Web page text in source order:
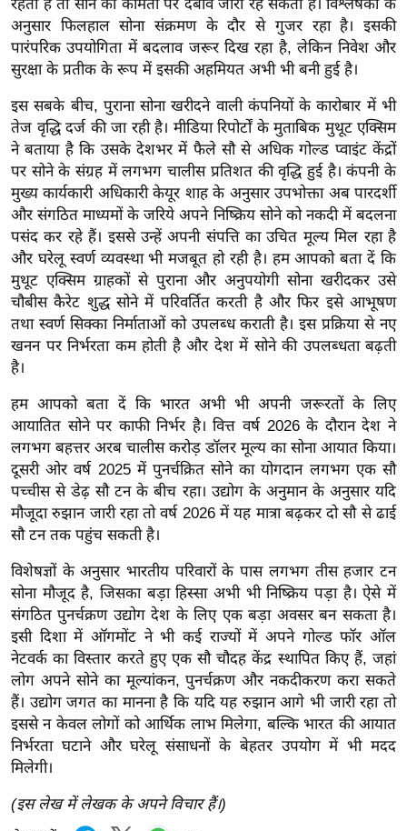
/
फै
श
घ
लू
नु
स्खे
प
र्य
ट
न
स्थ
ल
ट
ने
स
मं
त्रा
रि
श
न
शि
प
रा
ज
नी
ति
वि
श्ले
रहती हैं तो सोने की कीमतों पर दबाव जारी रह सकता है। विश्लेषकों के
अनुसार फिलहाल सोना संक्रमण के दौर से गुजर रहा है। इसकी
पारंपरिक उपयोगिता में बदलाव जरूर दिख रहा है, लेकिन निवेश और
सुरक्षा के प्रतीक के रूप में इसकी अहमियत अभी भी बनी हुई है।
इस सबके बीच, पुराना सोना खरीदने वाली कंपनियों के कारोबार में भी
तेज वृद्धि दर्ज की जा रही है। मीडिया रिपोर्टों के मुताबिक मुथूट एक्सिम
ने बताया है कि उसके देशभर में फैले सौ से अधिक गोल्ड प्वाइंट केंद्रों
पर सोने के संग्रह में लगभग चालीस प्रतिशत की वृद्धि हुई है। कंपनी के
मुख्य कार्यकारी अधिकारी केयूर शाह के अनुसार उपभोक्ता अब पारदर्शी
और संगठित माध्यमों के जरिये अपने निष्क्रिय सोने को नकदी में बदलना
पसंद कर रहे हैं। इससे उन्हें अपनी संपत्ति का उचित मूल्य मिल रहा है
और घरेलू स्वर्ण व्यवस्था भी मजबूत हो रही है। हम आपको बता दें कि
मुथूट एक्सिम ग्राहकों से पुराना और अनुपयोगी सोना खरीदकर उसे
चौबीस कैरेट शुद्ध सोने में परिवर्तित करती है और फिर इसे आभूषण
तथा स्वर्ण सिक्का निर्माताओं को उपलब्ध कराती है। इस प्रक्रिया से नए
खनन पर निर्भरता कम होती है और देश में सोने की उपलब्धता बढ़ती
है।
हम आपको बता दें कि भारत अभी भी अपनी जरूरतों के लिए
आयातित सोने पर काफी निर्भर है। वित्त वर्ष 2026 के दौरान देश ने
लगभग बहत्तर अरब चालीस करोड़ डॉलर मूल्य का सोना आयात किया।
दूसरी ओर वर्ष 2025 में पुनर्चक्रित सोने का योगदान लगभग एक सौ
पच्चीस से डेढ़ सौ टन के बीच रहा। उद्योग के अनुमान के अनुसार यदि
मौजूदा रुझान जारी रहा तो वर्ष 2026 में यह मात्रा बढ़कर दो सौ से ढाई
सौ टन तक पहुंच सकती है।
विशेषज्ञों के अनुसार भारतीय परिवारों के पास लगभग तीस हजार टन
सोना मौजूद है, जिसका बड़ा हिस्सा अभी भी निष्क्रिय पड़ा है। ऐसे में
संगठित पुनर्चक्रण उद्योग देश के लिए एक बड़ा अवसर बन सकता है।
इसी दिशा में ऑगमोंट ने भी कई राज्यों में अपने गोल्ड फॉर ऑल
नेटवर्क का विस्तार करते हुए एक सौ चौदह केंद्र स्थापित किए हैं, जहां
लोग अपने सोने का मूल्यांकन, पुनर्चक्रण और नकदीकरण करा सकते
हैं। उद्योग जगत का मानना है कि यदि यह रुझान आगे भी जारी रहा तो
इससे न केवल लोगों को आर्थिक लाभ मिलेगा, बल्कि भारत की आयात
निर्भरता घटाने और घरेलू संसाधनों के बेहतर उपयोग में भी मदद
मिलेगी।
(इस लेख में लेखक के अपने विचार हैं।)